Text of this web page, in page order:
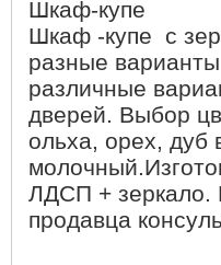
Шкаф-купе
Шкаф -купе с
разные
различные
дверей. Выбор
ольха, орех, дуб
ЛДСП + зеркало.
продавца